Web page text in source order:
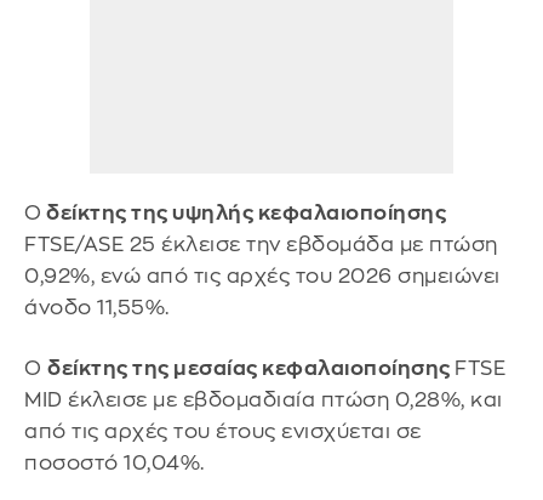
Ο δείκτης της υψηλής κεφαλαιοποίησης
FTSE/ASE 25 έκλεισε την εβδομάδα με πτώση
0,92%, ενώ από τις αρχές του 2026 σημειώνει
άνοδο 11,55%.
Ο δείκτης της μεσαίας κεφαλαιοποίησης FTSE
MID έκλεισε με εβδομαδιαία πτώση 0,28%, και
από τις αρχές του έτους ενισχύεται σε
ποσοστό 10,04%.